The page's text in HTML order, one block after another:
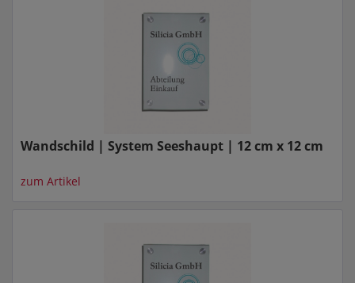
Wandschild | System Seeshaupt | 12 cm x 12 cm
zum Artikel